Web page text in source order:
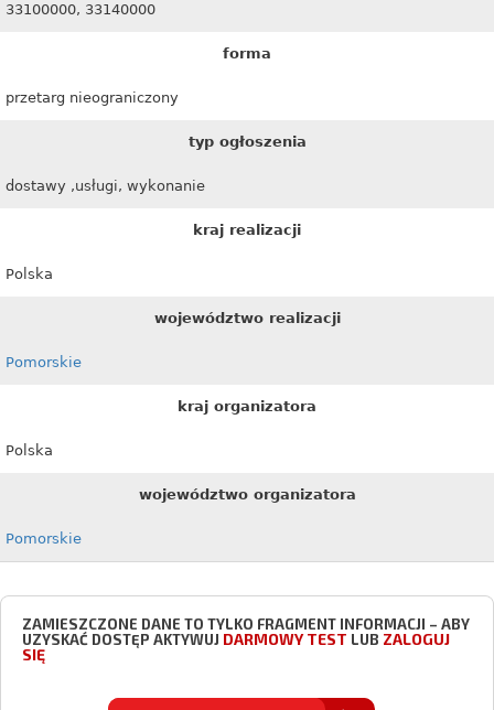
33100000, 33140000
forma
przetarg nieograniczony
typ ogłoszenia
dostawy ,usługi, wykonanie
kraj realizacji
Polska
województwo realizacji
Pomorskie
kraj organizatora
Polska
województwo organizatora
Pomorskie
ZAMIESZCZONE DANE TO TYLKO FRAGMENT INFORMACJI – ABY
UZYSKAĆ DOSTĘP AKTYWUJ DARMOWY TEST LUB ZALOGUJ
SIĘ